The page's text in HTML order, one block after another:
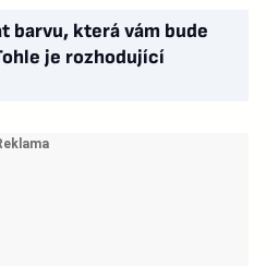
barvu, která vám bude
je rozhodující